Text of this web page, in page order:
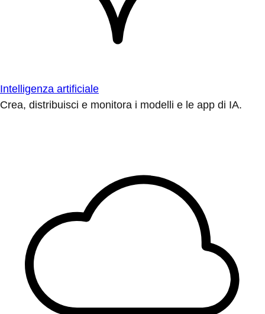
Intelligenza artificiale
Crea, distribuisci e monitora i modelli e le app di IA.